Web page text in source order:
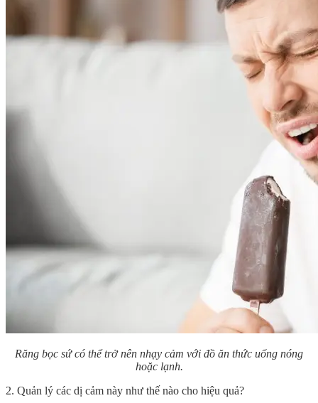
Răng bọc sứ có thể trở nên nhạy cảm với đồ ăn thức uống nóng
hoặc lạnh.
2. Quản lý các dị cảm này như thế nào cho hiệu quả?